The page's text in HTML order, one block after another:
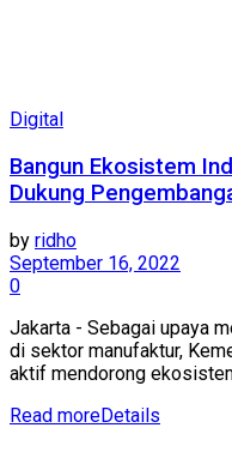
Digital
Bangun Ekosistem
Dukung
by ridho
September 16, 2022
0
Jakarta - Sebagai upaya
di sektor manufaktur,
aktif mendorong
Read moreDetails